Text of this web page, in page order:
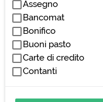
Assegno
Bancomat
Bonifico
Buoni pasto
Carte di credito
Contanti